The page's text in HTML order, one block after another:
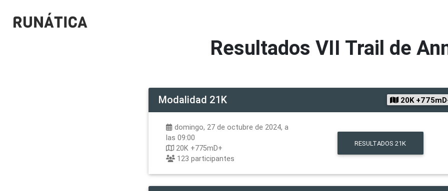
Resultados VII Trail de
Modalidad 21K 20K
domingo, 27 de octubre de 2024, a
las 09:00
20K +775mD+
123participantes
RESULTADOS 21K